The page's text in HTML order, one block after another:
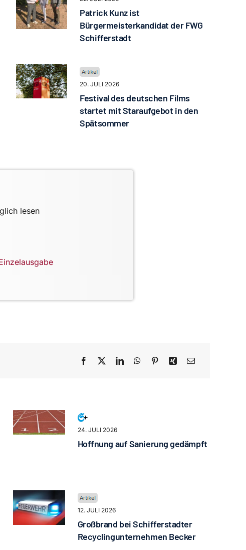
Patrick Kunz ist
Bürgermeisterkandidat der FWG
Schifferstadt
20. JULI 2026
Festival des deutschen Films
startet mit Staraufgebot in den
Spätsommer
lesen
24. JULI 2026
Hoffnung auf Sanierung gedämpft
12. JULI 2026
Großbrand bei Schifferstadter
Recyclingunternehmen Becker